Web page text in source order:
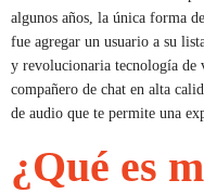
algunos años, la única forma
fue agregar un usuario a su
y revolucionaria tecnología de
compañero de chat en alta
de audio que te permite una
¿Qué es